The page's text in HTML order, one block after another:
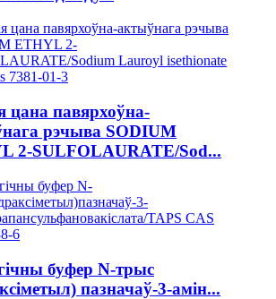
цана павярхоўна-
рэчыва SODIUM
2-SULFOLAURATE/Sod...
буфер N-трыс
пазначаў-3-амін...